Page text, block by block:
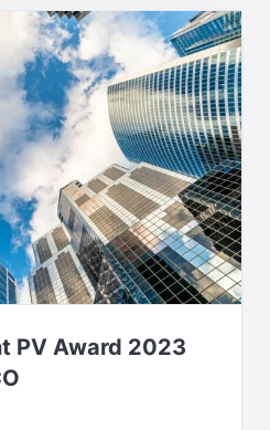
PV Award 2023